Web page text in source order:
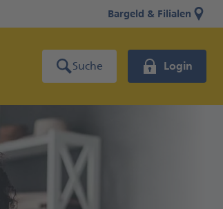
Bargeld & Filialen
Suche Login